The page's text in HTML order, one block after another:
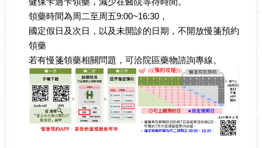
領藥時間為周二至周五9:00~16:30，
國定假日及次日，以及未開診的日期，不開放慢箋預約
領藥
若有慢箋領藥相關問題，可洽院區藥物諮詢專線。